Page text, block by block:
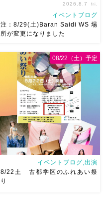
8/29（土）Baran Saidi WSお
申し込み多数につき会場変更し
ました♡ 表町桃太郎スタジオ
岡山県岡山市 北区表町2丁目6-
64 4階 ショー会場から近いの
で、安心♡駅からもバスで天満
屋バスス […]
2026.8.7 fri.
イベントブログ
注：8/29(土)Baran Saidi WS 場
所が変更になりました
イベントブログ,出演
8/22土 古都学区のふれあい祭
り
08/22（土）予定